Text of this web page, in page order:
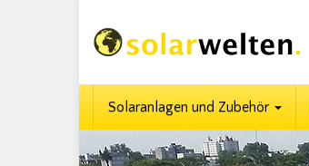
Solaranlagen und Zubehör